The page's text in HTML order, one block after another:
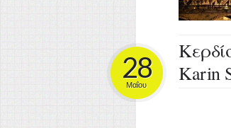
Karin
28
Μαΐου